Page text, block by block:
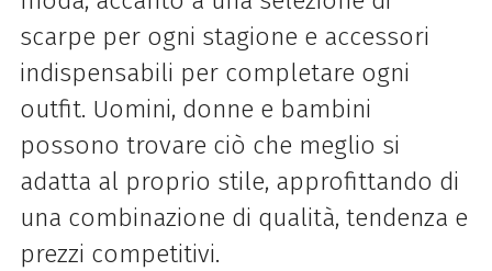
scarpe per ogni stagione e accessori
indispensabili per completare ogni
outfit. Uomini, donne e bambini
possono trovare ciò che meglio si
adatta al proprio stile, approfittando di
una combinazione di qualità, tendenza e
prezzi competitivi.